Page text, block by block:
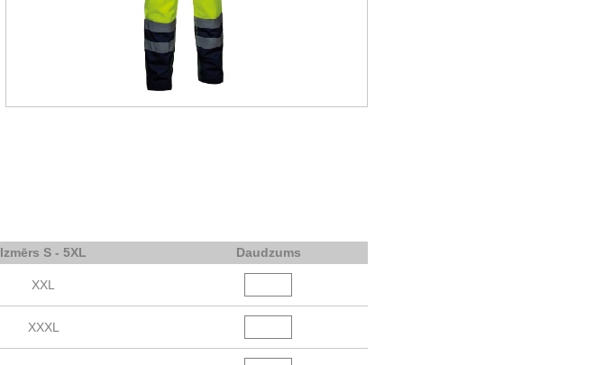
Izmērs S - 5XL Daudzums
XXL
XXXL